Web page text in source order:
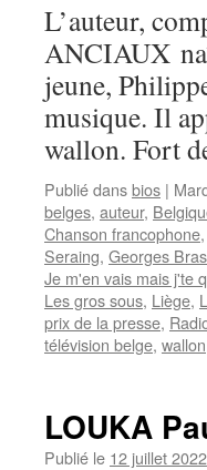
L’auteur,
ANCIAUX
jeune,
musique. Il
wallon. Fort
Publié dansbios |
belges, auteur,
Chanson francophone,
Seraing, Georges
Je m'en vais mais j'te
Les gros sous, Liège,
prix de la presse,
télévision belge, wallon
LOUKA
Publié le 12 juillet 2022